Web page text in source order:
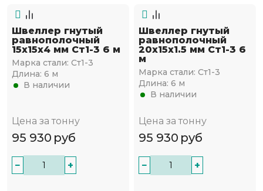
Швеллер гнутый
равнополочный
15х15х4 мм Ст1-3 6 м
Марка стали: Ст1-3
Длина: 6 м
В наличии
Цена за тонну
95 930 руб
− +
Швеллер гнутый
равнополочный
20х15х1.5 мм Ст1-3 6
м
Марка стали: Ст1-3
Длина: 6 м
В наличии
Цена за тонну
95 930 руб
− +